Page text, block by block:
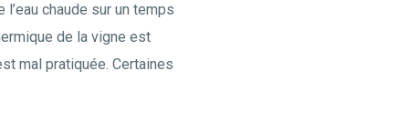
chaude sur un temps
de la vigne est
mal pratiquée. Certaines